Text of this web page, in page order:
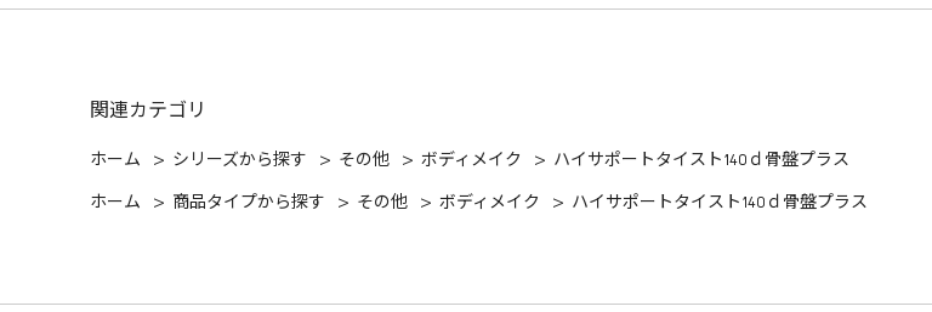
関連カテゴリ
ホーム > シリーズから探す > その他 > ボディメイク > ハイサポートタイスト140ｄ骨盤プラス
ホーム > 商品タイプから探す > その他 > ボディメイク > ハイサポートタイスト140ｄ骨盤プラス